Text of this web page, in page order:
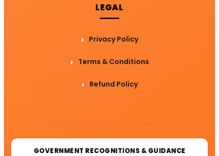
LEGAL
Privacy Policy
Terms & Conditions
Refund Policy
GOVERNMENT RECOGNITIONS & GUIDANCE